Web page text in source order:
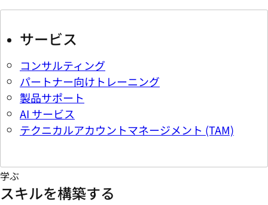
サービス
コンサルティング
パートナー向けトレーニング
製品サポート
AI サービス
テクニカルアカウントマネージメント (TAM)
学ぶ
スキルを構築する